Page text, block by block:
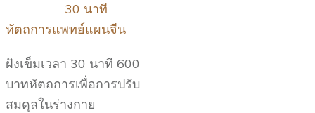
30 นาที
หัตถการแพทย์แผนจีน
ฝังเข็มเวลา 30 นาที 600
บาทหัตถการเพื่อการปรับ
สมดุลในร่างกาย